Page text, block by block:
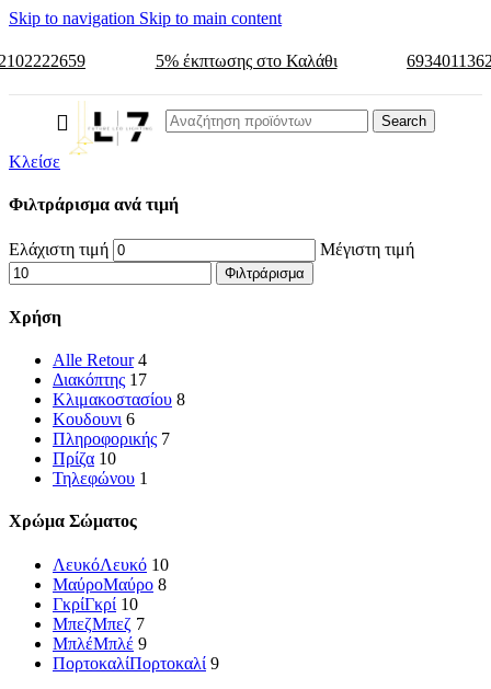
Skip to navigation Skip to main content
5% έκπτωσης στο Καλάθι
Search
Κλείσε
Φιλτράρισμα ανά τιμή
Ελάχιστη τιμή Μέγιστη τιμή
Φιλτράρισμα
Χρήση
Alle Retour 4
Διακόπτης 17
Κλιμακοστασίου 8
Κουδουνι 6
Πληροφορικής 7
Πρίζα 10
Τηλεφώνου 1
Χρώμα Σώματος
ΛευκόΛευκό 10
ΜαύροΜαύρο 8
ΓκρίΓκρί 10
ΜπεζΜπεζ 7
ΜπλέΜπλέ 9
ΠορτοκαλίΠορτοκαλί 9